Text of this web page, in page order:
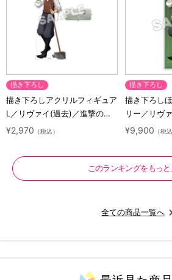
描き下ろし
描き下ろしアクリルフィギュア
L／リヴァイ(過去)／進撃の巨
人 10 Years Journey
¥2,970 （税込）
描き下ろし
描き下ろし
リー／リヴ
巨人 10
¥9,900 （税込
このランキングをもっ
全ての商品一覧へ